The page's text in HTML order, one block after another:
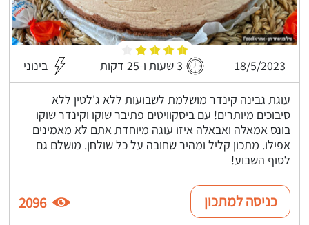
18/5/2023 3 שעות ו-25 דקות בינוני
עוגת גבינה קינדר מושלמת לשבועות ללא ג'לטין ללא
סיבוכים מיותרים! עם ביסקוויטים פתיבר שוקו וקינדר שוקו
בונס אמאלה ואבאלה איזו עוגה מיוחדת אתם לא מאמינים
אפילו. מתכון קליל ומהיר שחובה על כל שולחן. מושלם גם
לסוף השבוע!
כניסה למתכון 2096